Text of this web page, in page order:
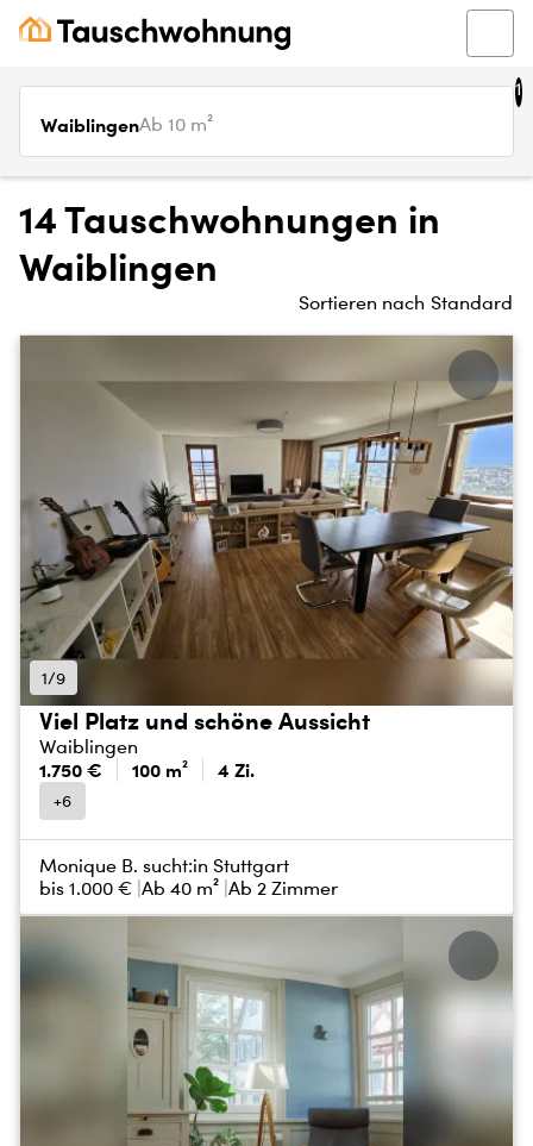
WaiblingenAb 10 m²
1
14 Tauschwohnungen in
Waiblingen
Sortieren nach Standard
1/9
Viel Platz und schöne Aussicht
Waiblingen
1.750 € 100 m² 4 Zi.
+6
Monique B. sucht:in Stuttgart
bis 1.000 € Ab 40 m² Ab 2 Zimmer